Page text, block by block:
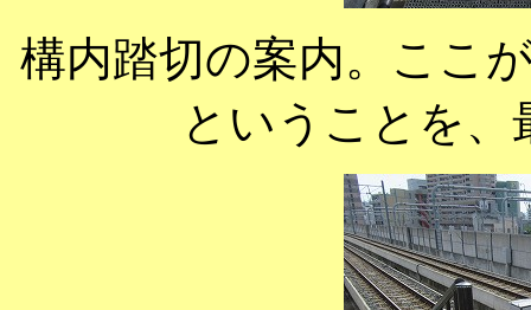
構内踏切の案内。ここ
ということを